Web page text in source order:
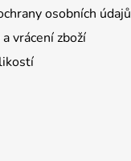
osobních údajů
vrácení zboží